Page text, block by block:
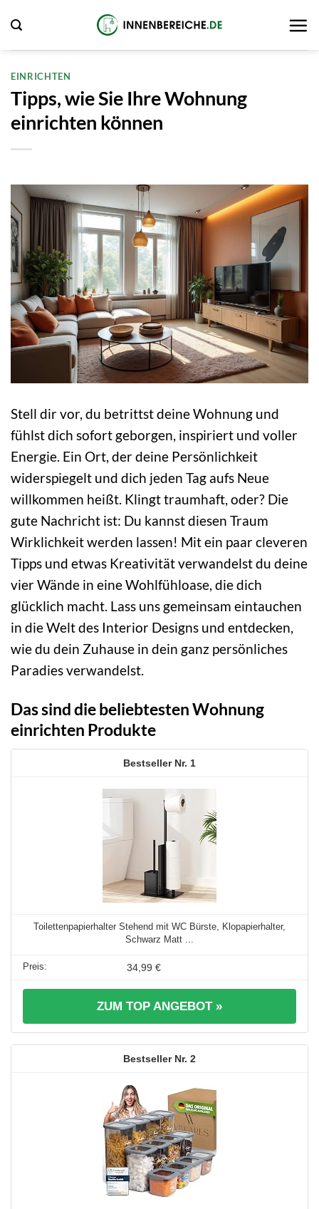
Inhalt
springen
EINRICHTEN
Tipps, wie Sie Ihre Wohnung
einrichten können
Stell dir vor, du betrittst deine Wohnung und
fühlst dich sofort geborgen, inspiriert und voller
Energie. Ein Ort, der deine Persönlichkeit
widerspiegelt und dich jeden Tag aufs Neue
willkommen heißt. Klingt traumhaft, oder? Die
gute Nachricht ist: Du kannst diesen Traum
Wirklichkeit werden lassen! Mit ein paar cleveren
Tipps und etwas Kreativität verwandelst du deine
vier Wände in eine Wohlfühloase, die dich
glücklich macht. Lass uns gemeinsam eintauchen
in die Welt des Interior Designs und entdecken,
wie du dein Zuhause in dein ganz persönliches
Paradies verwandelst.
Das sind die beliebtesten Wohnung
einrichten Produkte
1
Toilettenpapierhalter Stehend mit WC Bürste, Klopapierhalter,
Schwarz Matt ...
34,99 €
ZUM TOP ANGEBOT »
2